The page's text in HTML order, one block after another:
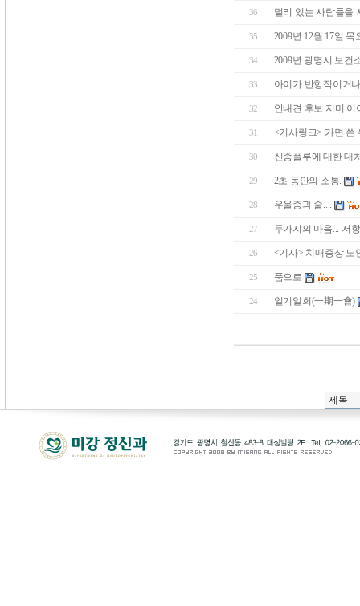
36 멀리 있는 사람들을
35 2009년 12월 17일
34 2009년 광명시 보
33 아이가 반항적이거
32 안내견 후보 지미 이
31 <기사링크> 가면 쓴
30 신종플루에 대한 대
29 2초 동안의 소통.
28 우울증과 술....
27 두가지의 마음... 저
26 <기사> 치매증상 노
25 품으로
24 일기일회(一期一會)